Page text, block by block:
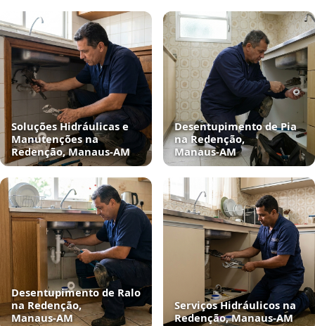
Soluções Hidráulicas e
Manutenções na
Redenção, Manaus‑AM
Desentupimento de Pia
na Redenção,
Manaus‑AM
Desentupimento de Ralo
na Redenção,
Manaus‑AM
Serviços Hidráulicos na
Redenção, Manaus‑AM